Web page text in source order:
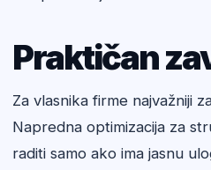
Praktičan
Za vlasnika firme najvažniji
Napredna optimizacija za
raditi samo ako ima jasnu